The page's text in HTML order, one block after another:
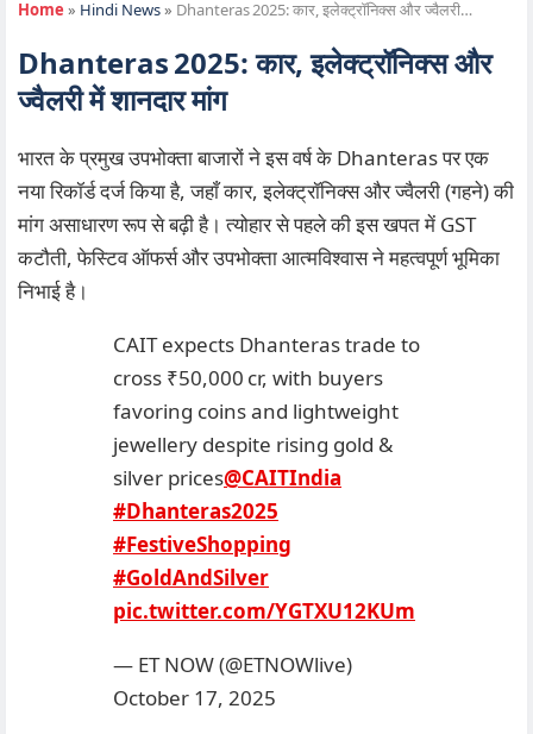
Home » Hindi News» Dhanteras 2025: कार, इलेक्ट्रॉनिक्स और ज्वैलरी…
Dhanteras 2025: कार, इलेक्ट्रॉनिक्स और
ज्वैलरी में शानदार मांग
भारत के प्रमुख उपभोक्ता बाजारों ने इस वर्ष के Dhanteras पर एक
नया रिकॉर्ड दर्ज किया है, जहाँ कार, इलेक्ट्रॉनिक्स और ज्वैलरी (गहने) की
मांग असाधारण रूप से बढ़ी है। त्योहार से पहले की इस खपत में GST
कटौती, फेस्टिव ऑफर्स और उपभोक्ता आत्मविश्वास ने महत्वपूर्ण भूमिका
निभाई है।
CAIT expects Dhanteras trade to
cross ₹50,000 cr, with buyers
favoring coins and lightweight
jewellery despite rising gold &
silver prices@CAITIndia
#Dhanteras2025
#FestiveShopping
#GoldAndSilver
pic.twitter.com/YGTXU12KUm
— ET NOW (@ETNOWlive)
October 17, 2025